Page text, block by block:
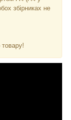
збірниках не
товару!